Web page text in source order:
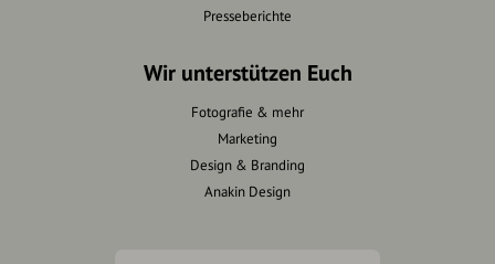
Presseberichte
Wir unterstützen Euch
Fotografie & mehr
Marketing
Design & Branding
Anakin Design